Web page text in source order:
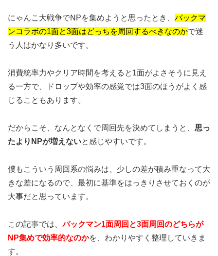
にゃんこ大戦争でNPを集めようと思ったとき、 パックマ
ンコラボの1面と3面はどっちを周回するべきなのかで迷
う人はかなり多いです。
消費統率力やクリア時間を考えると1面がよさそうに見え
る一方で、ドロップや効率の感覚では3面のほうがよく感
じることもあります。
だからこそ、なんとなくで周回先を決めてしまうと、 思っ
たよりNPが増えないと感じやすいです。
僕もこういう周回系の悩みは、少しの差が積み重なって大
きな差になるので、最初に基準をはっきりさせておくのが
大事だと思っています。
この記事では、パックマン1面周回と3面周回のどちらが
NP集めで効率的なのかを、わかりやすく整理していきま
す。